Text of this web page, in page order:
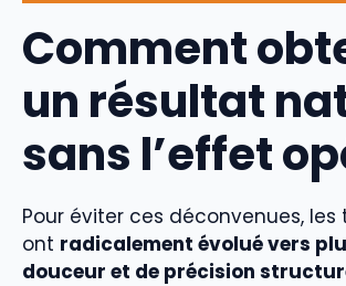
Comment
un résultat
sans l’effet
Pour éviter ces déconvenues,
ont radicalement évolué vers
douceur et de précision